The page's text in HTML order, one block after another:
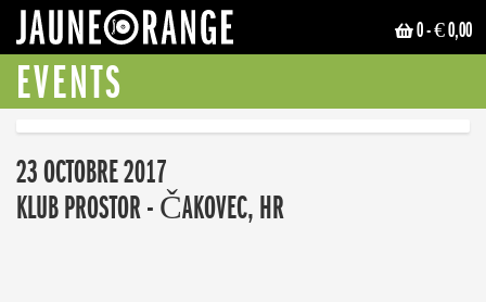
0- € 0,00
EVENTS
23 OCTOBRE 2017
KLUB PROSTOR - ČAKOVEC, HR